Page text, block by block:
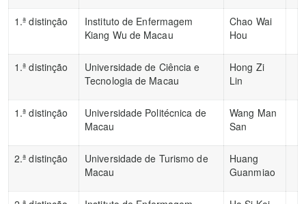
1.ª distinção
Instituto de Enfermagem
Kiang Wu de Macau
Chao Wai
Hou
1.ª distinção
Universidade de Ciência e
Tecnologia de Macau
Hong Zi
Lin
1.ª distinção
Universidade Politécnica de
Macau
Wang Man
San
2.ª distinção
Universidade de Turismo de
Macau
Huang
Guanmiao